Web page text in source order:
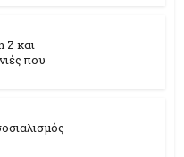
Z και
που